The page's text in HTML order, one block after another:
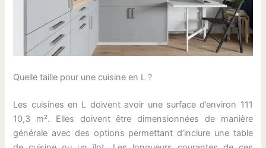
Quelle taille pour une cuisine en L ?
Les cuisines en L doivent avoir une surface d’environ 111
10,3 m². Elles doivent être dimensionnées de manière
générale avec des options permettant d’inclure une table